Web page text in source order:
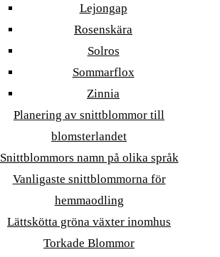
Lejongap
Rosenskära
Solros
Sommarflox
Zinnia
Planering av snittblommor till
blomsterlandet
Snittblommors namn på olika språk
Vanligaste snittblommorna för
hemmaodling
Lättskötta gröna växter inomhus
Torkade Blommor